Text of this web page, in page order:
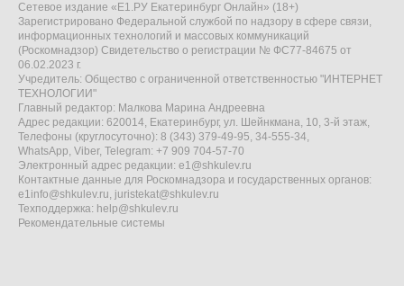
Сетевое издание «Е1.РУ Екатеринбург Онлайн» (18+)
Зарегистрировано Федеральной службой по надзору в сфере связи,
информационных технологий и массовых коммуникаций
(Роскомнадзор) Свидетельство о регистрации № ФС77-84675 от
06.02.2023 г.
Учредитель: Общество с ограниченной ответственностью "ИНТЕРНЕТ
ТЕХНОЛОГИИ"
Главный редактор: Малкова Марина Андреевна
Адрес редакции: 620014, Екатеринбург, ул. Шейнкмана, 10, 3-й этаж,
Телефоны (круглосуточно): 8 (343) 379-49-95, 34-555-34,
WhatsApp, Viber, Telegram: +7 909 704-57-70
Электронный адрес редакции: e1@shkulev.ru
Контактные данные для Роскомнадзора и государственных органов:
e1info@shkulev.ru, juristekat@shkulev.ru
Техподдержка: help@shkulev.ru
Рекомендательные системы